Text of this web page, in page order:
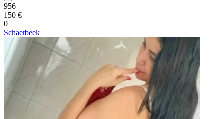
956
150 €
0
Schaerbeek